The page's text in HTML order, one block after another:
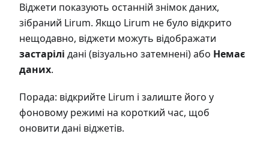
Віджети показують останній знімок даних,
зібраний Lirum. Якщо Lirum не було відкрито
нещодавно, віджети можуть відображати
застарілі дані (візуально затемнені) або Немає
даних.
Порада: відкрийте Lirum і залиште його у
фоновому режимі на короткий час, щоб
оновити дані віджетів.